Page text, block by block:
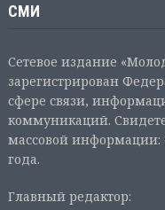
СМИ
Сетевое издание
зарегистрирован
сфере связи,
коммуникаций.
массовой информации:
года.
Главный редактор: